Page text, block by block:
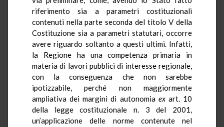
riferimento sia a parametri costituzionali
contenuti nella parte seconda del titolo V della
Costituzione sia a parametri statutari, occorre
avere riguardo soltanto a questi ultimi. Infatti,
la Regione ha una competenza primaria in
materia di lavori pubblici di interesse regionale,
con la conseguenza che non sarebbe
ipotizzabile, perché non maggiormente
ampliativa dei margini di autonomia exart. 10
della legge costituzionale n. 3 del 2001,
un’applicazione delle norme contenute nel